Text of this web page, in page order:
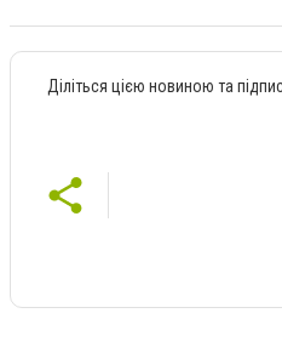
Діліться цією новиною та